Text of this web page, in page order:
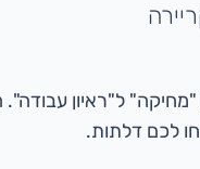
ל"ראיון
לכם דלתות.